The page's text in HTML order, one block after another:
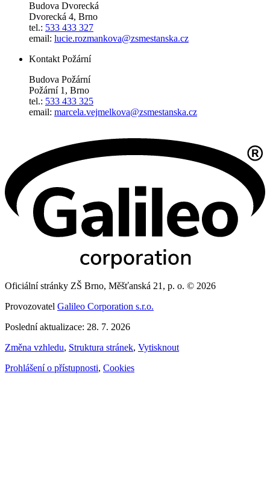
Budova Dvorecká
Dvorecká 4, Brno
tel.: 533 433 327
email: lucie.rozmankova@zsmestanska.cz
Kontakt Požární
Budova Požární
Požární 1, Brno
tel.: 533 433 325
email: marcela.vejmelkova@zsmestanska.cz
Oficiální stránky ZŠ Brno, Měšťanská 21, p. o. © 2026
Provozovatel Galileo Corporation s.r.o.
Poslední aktualizace: 28. 7. 2026
Změna vzhledu, Struktura stránek, Vytisknout
Prohlášení o přístupnosti, Cookies